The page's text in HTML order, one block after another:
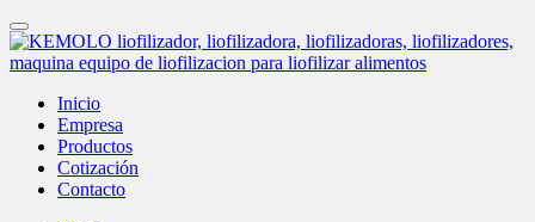
Inicio
Empresa
Productos
Cotización
Contacto